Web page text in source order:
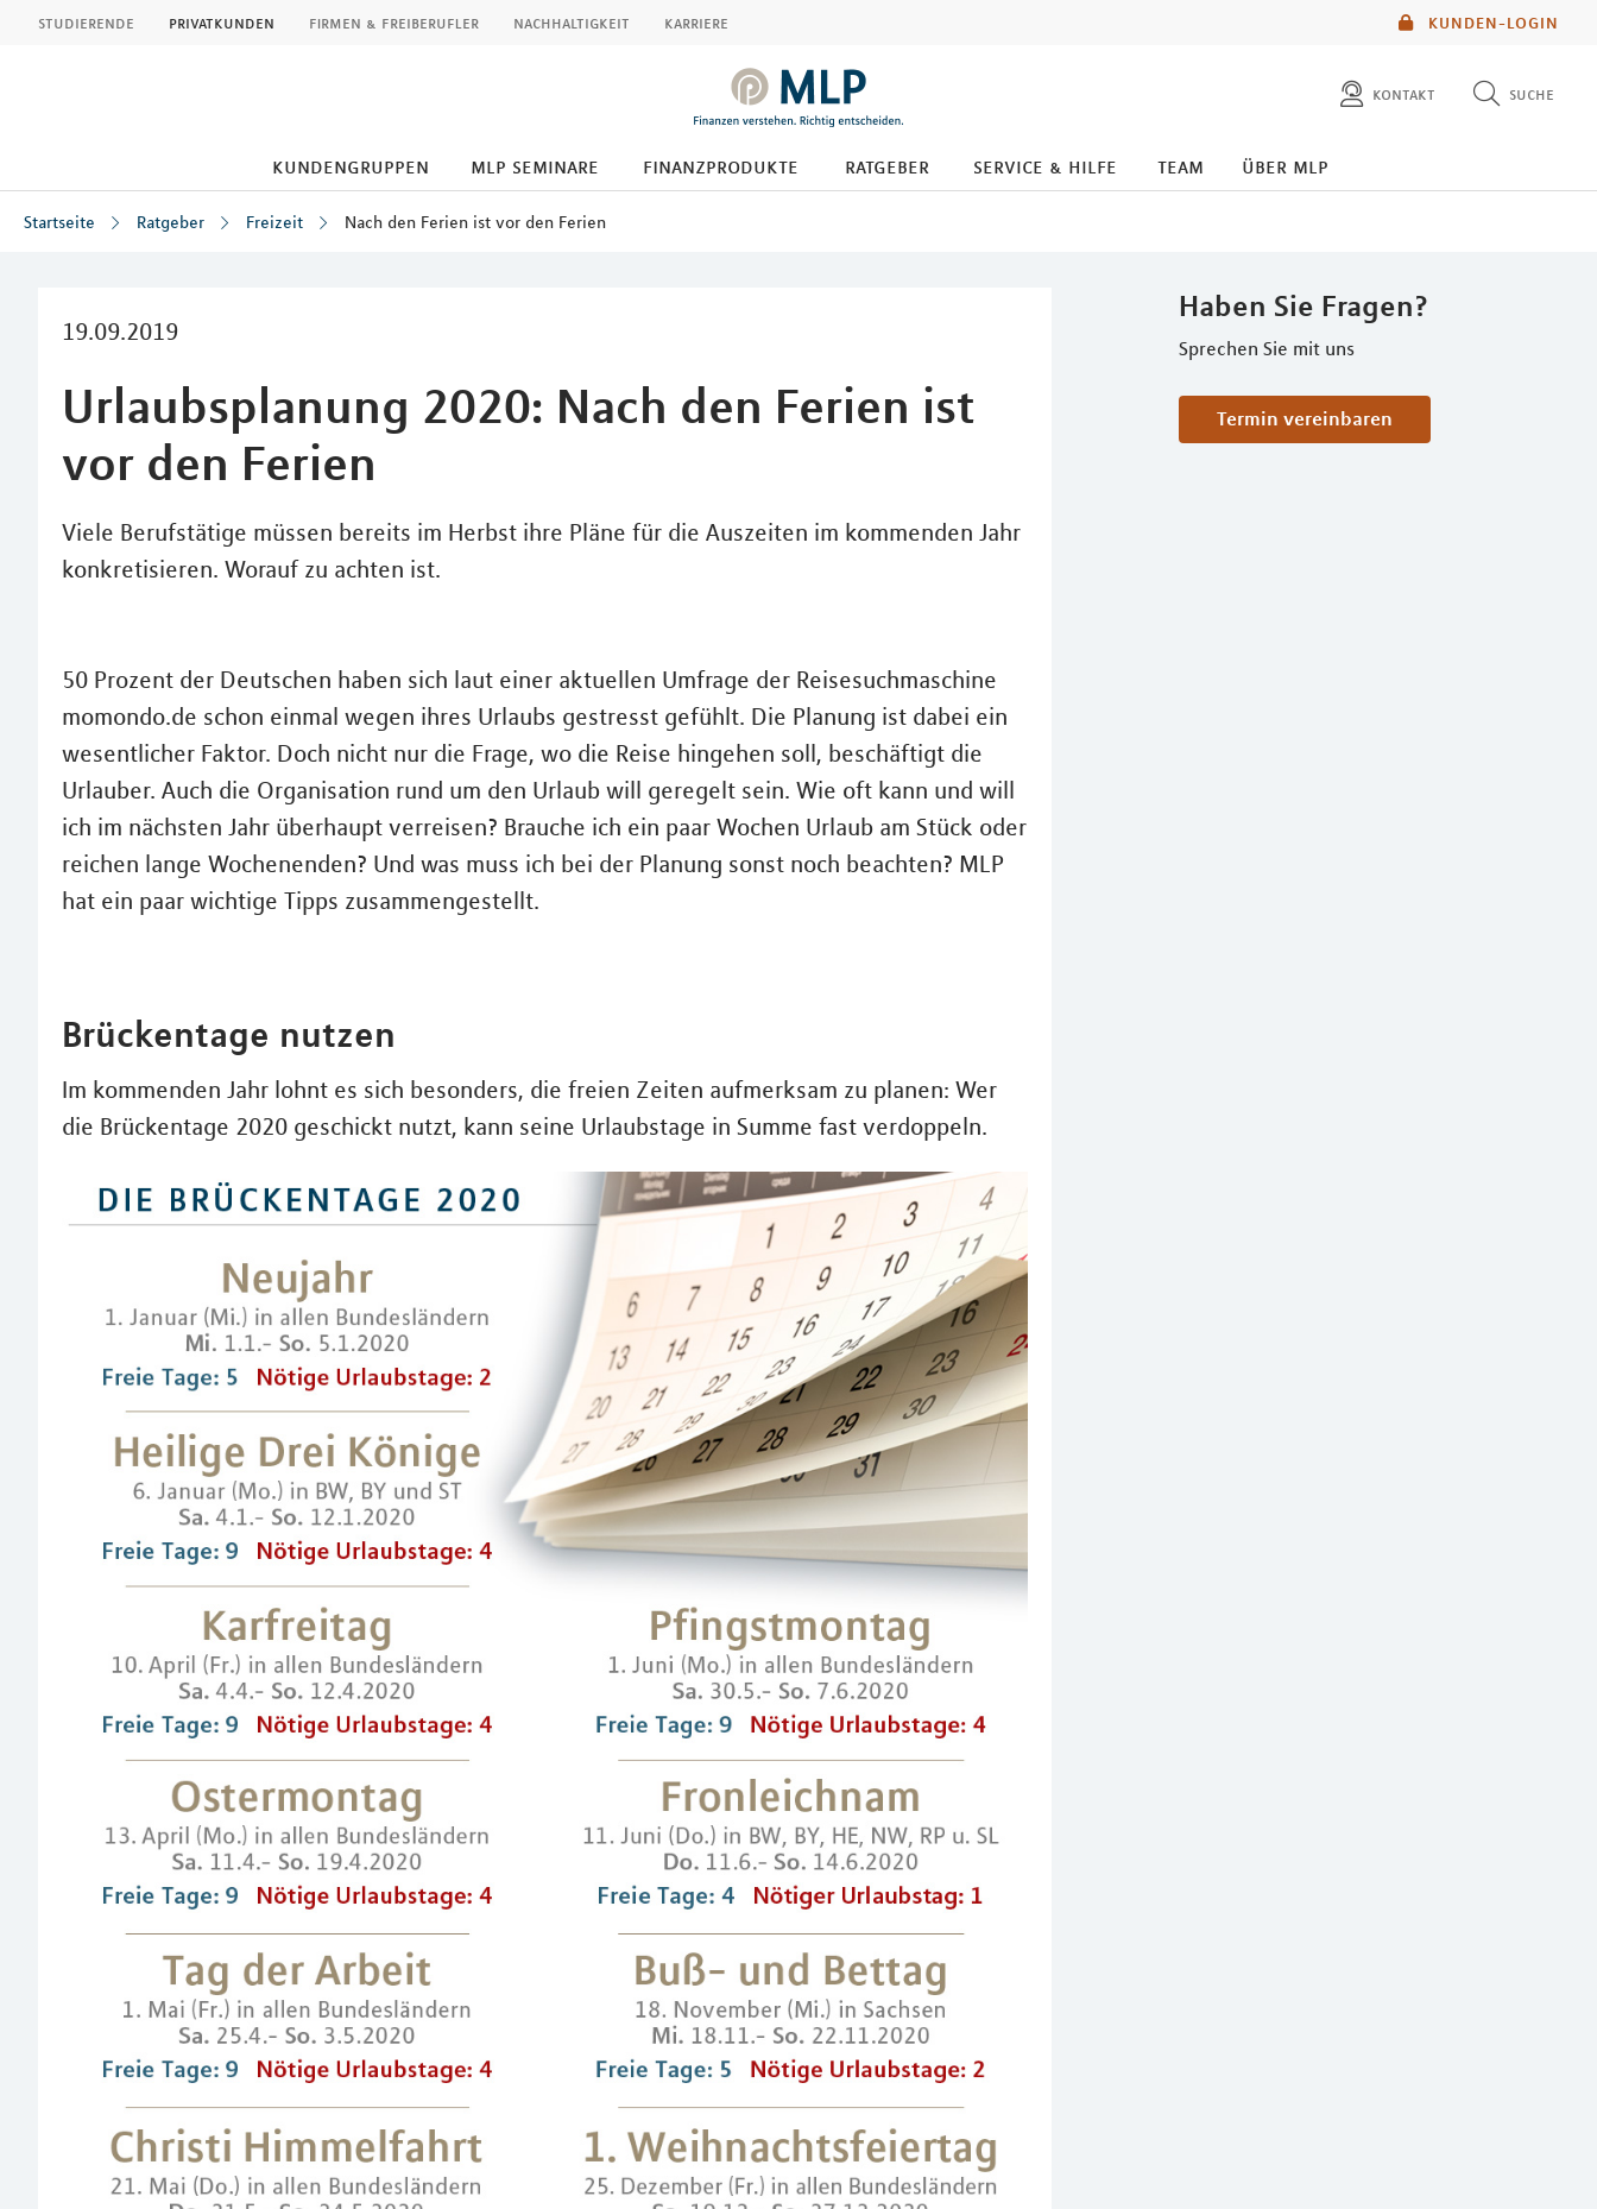
KUNDEN-LOGIN
studierende privatkunden firmen & freiberufler nachhaltigkeit karriere
kontakt suche
diese website durchsuchen
kundengruppen mlp seminare finanzprodukte ratgeber service & hilfe team über mlp
Startseite Ratgeber Freizeit Nach den Ferien ist vor den Ferien
19.09.2019
Urlaubsplanung 2020: Nach den Ferien ist
vor den Ferien
Viele Berufstätige müssen bereits im Herbst ihre Pläne für die Auszeiten im kommenden Jahr
konkretisieren. Worauf zu achten ist.
Haben Sie Fragen?
Sprechen Sie mit uns
Termin vereinbaren
50 Prozent der Deutschen haben sich laut einer aktuellen Umfrage der Reisesuchmaschine
momondo.de schon einmal wegen ihres Urlaubs gestresst gefühlt. Die Planung ist dabei ein
wesentlicher Faktor. Doch nicht nur die Frage, wo die Reise hingehen soll, beschäftigt die
Urlauber. Auch die Organisation rund um den Urlaub will geregelt sein. Wie oft kann und will
ich im nächsten Jahr überhaupt verreisen? Brauche ich ein paar Wochen Urlaub am Stück oder
reichen lange Wochenenden? Und was muss ich bei der Planung sonst noch beachten? MLP
hat ein paar wichtige Tipps zusammengestellt.
Brückentage nutzen
Im kommenden Jahr lohnt es sich besonders, die freien Zeiten aufmerksam zu planen: Wer
die Brückentage 2020 geschickt nutzt, kann seine Urlaubstage in Summe fast verdoppeln.